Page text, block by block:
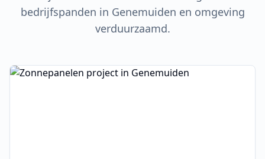
bedrijfspanden in Genemuiden en omgeving
verduurzaamd.